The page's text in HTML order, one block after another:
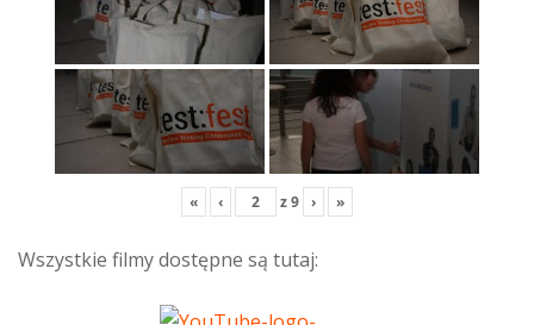
« ‹ z9 › »
Wszystkie filmy dostępne są tutaj: